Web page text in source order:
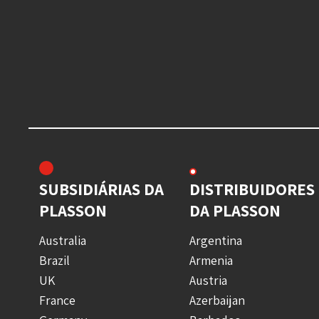
SUBSIDIÁRIAS DA
PLASSON
Australia
Brazil
UK
France
DISTRIBUIDORES
DA PLASSON
Argentina
Armenia
Austria
Azerbaijan